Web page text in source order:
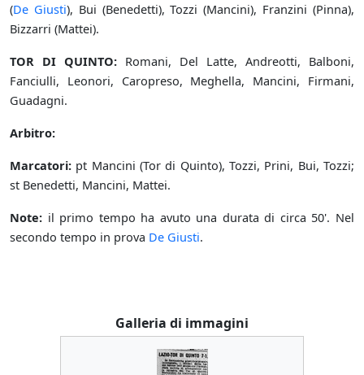
(De Giusti), Bui (Benedetti), Tozzi (Mancini), Franzini (Pinna),
Bizzarri (Mattei).
TOR DI QUINTO: Romani, Del Latte, Andreotti, Balboni,
Fanciulli, Leonori, Caropreso, Meghella, Mancini, Firmani,
Guadagni.
Arbitro:
Marcatori: pt Mancini (Tor di Quinto), Tozzi, Prini, Bui, Tozzi;
st Benedetti, Mancini, Mattei.
Note: il primo tempo ha avuto una durata di circa 50'. Nel
secondo tempo in prova De Giusti.
Galleria di immagini